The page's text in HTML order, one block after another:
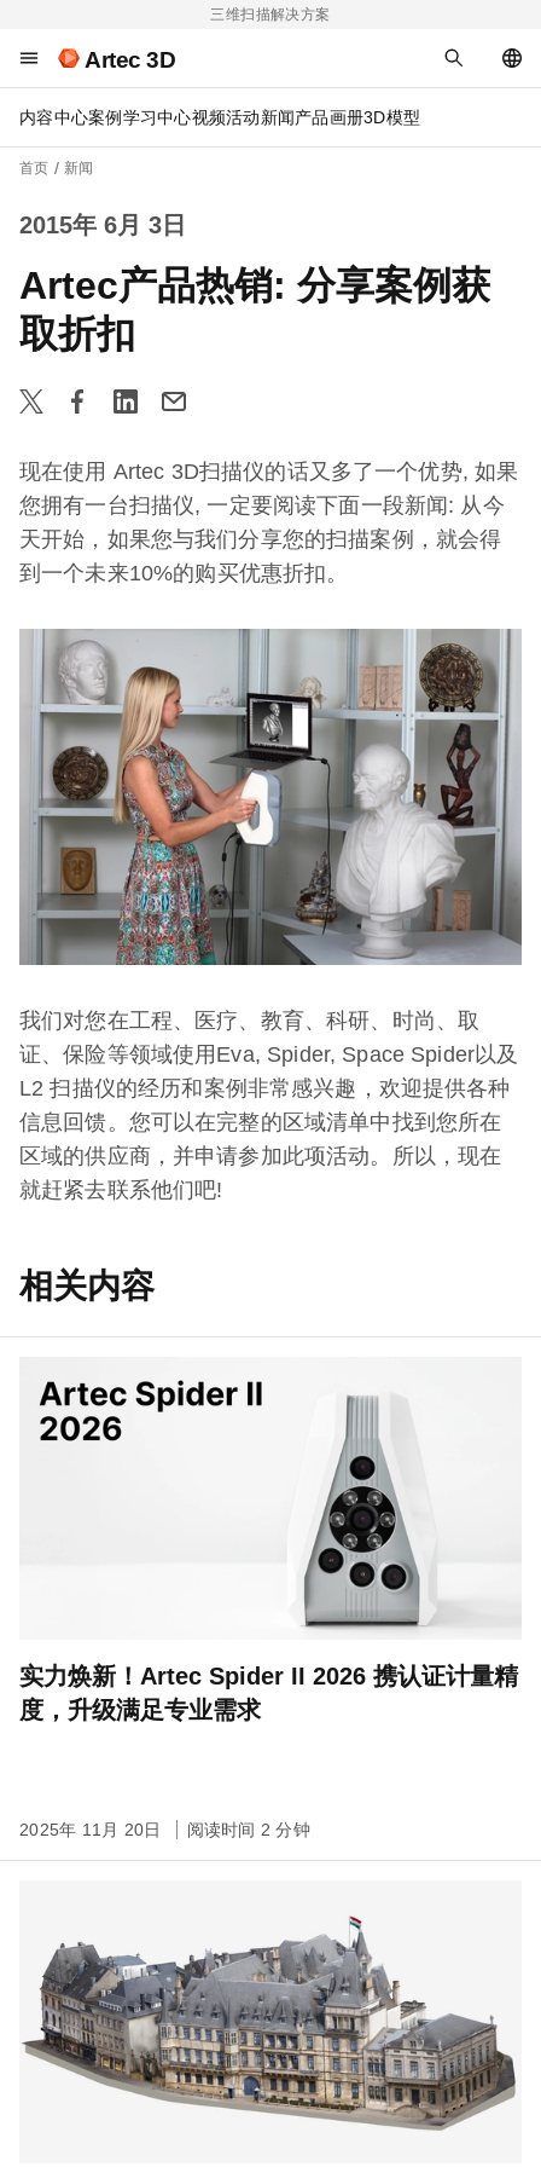
三维扫描解决方案
Artec 3D
内容中心案例 学习中心视频活动新闻产品画册3D模型
首页 新闻
2015年 6月 3日
Artec产品热销: 分享案例获
取折扣
现在使用 Artec 3D扫描仪的话又多了一个优势, 如果
您拥有一台扫描仪, 一定要阅读下面一段新闻: 从今
天开始，如果您与我们分享您的扫描案例，就会得
到一个未来10%的购买优惠折扣。
我们对您在工程、医疗、教育、科研、时尚、取
证、保险等领域使用Eva, Spider, Space Spider以及
L2 扫描仪的经历和案例非常感兴趣，欢迎提供各种
信息回馈。您可以在完整的区域清单中找到您所在
区域的供应商，并申请参加此项活动。所以，现在
就赶紧去联系他们吧!
相关内容
实力焕新！Artec Spider II 2026 携认证计量精
度，升级满足专业需求
2025年 11月 20日 阅读时间 2 分钟